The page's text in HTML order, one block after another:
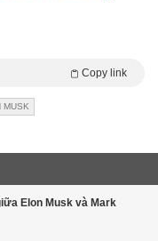
Copy link
MUSK
Elon Musk và Mark